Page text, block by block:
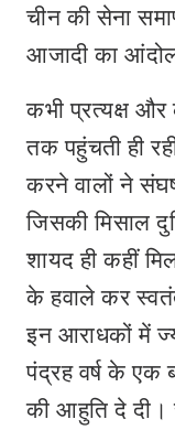
चीन की सेना
आजादी का
कभी प्रत्यक्ष
तक पहुंचती ही
करने वालों ने
जिसकी मिसाल
शायद ही कहीं
के हवाले कर
इन आराधकों में
पंद्रह वर्ष के एक
की आहुति दे दी।